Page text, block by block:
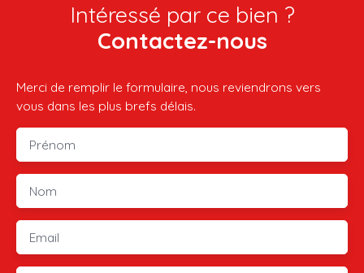
Intéressé par ce bien ?
Contactez-nous
Merci de remplir le formulaire, nous reviendrons vers
vous dans les plus brefs délais.
Prénom
Nom
Email